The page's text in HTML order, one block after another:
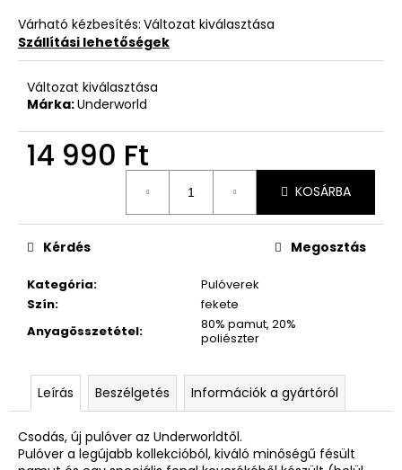
Várható kézbesítés: Változat kiválasztása
Szállítási lehetőségek
Változat kiválasztása
Márka:Underworld
14 990 Ft
KOSÁRBA
Kategória:
Pulóverek
Szín:
fekete
Anyagösszetétel:
80% pamut, 20%
poliészter
Kérdés Megosztás
Leírás Beszélgetés Információk a gyártóról
Csodás, új pulóver az Underworldtől.
Pulóver a legújabb kollekcióból, kiváló minőségű fésült